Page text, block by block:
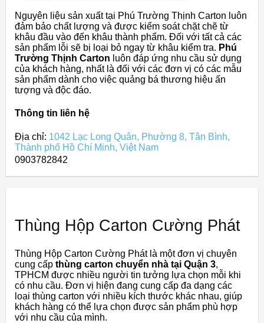
Nguyên liệu sản xuất tại Phú Trường Thịnh Carton luôn
đảm bảo chất lượng và được kiểm soát chặt chẽ từ
khâu đầu vào đến khâu thành phẩm. Đối với tất cả các
sản phẩm lỗi sẽ bị loại bỏ ngay từ khâu kiểm tra. Phú
Trường Thịnh Carton luôn đáp ứng nhu cầu sử dụng
của khách hàng, nhất là đối với các đơn vị có các mẫu
sản phẩm dành cho việc quảng bá thương hiệu ấn
tượng và độc đáo.
Thông tin liên hệ
Địa chỉ: 1042 Lạc Long Quân, Phường 8, Tân Bình,
Thành phố Hồ Chí Minh, Việt Nam
0903782842
Thùng Hộp Carton Cường Phát
Thùng Hộp Carton Cường Phát là một đơn vị chuyên
cung cấp thùng carton chuyển nhà tại Quận 3,
TPHCM được nhiều người tin tưởng lựa chọn mỗi khi
có nhu cầu. Đơn vị hiện đang cung cấp đa dạng các
loại thùng carton với nhiều kích thước khác nhau, giúp
khách hàng có thể lựa chọn được sản phẩm phù hợp
với nhu cầu của mình.